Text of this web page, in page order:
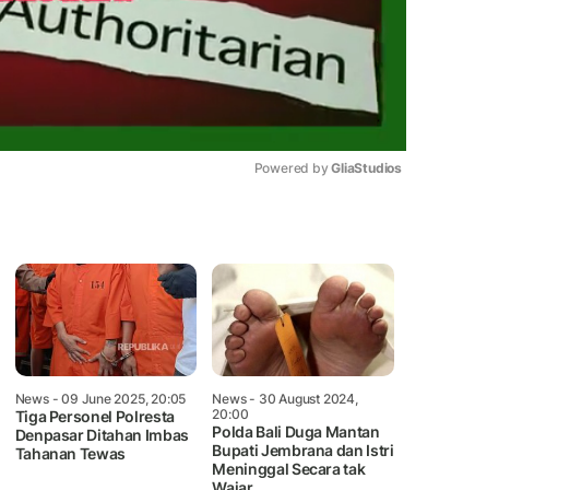
Powered by GliaStudios
News- 09 June 2025, 20:05
Tiga Personel Polresta
Denpasar Ditahan Imbas
Tahanan Tewas
News- 30 August 2024,
20:00
Polda Bali Duga Mantan
Bupati Jembrana dan Istri
Meninggal Secara tak